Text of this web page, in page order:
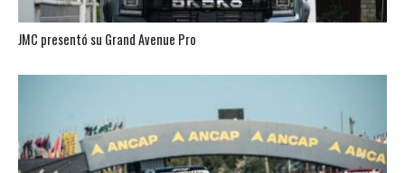
JMC presentó su Grand Avenue Pro